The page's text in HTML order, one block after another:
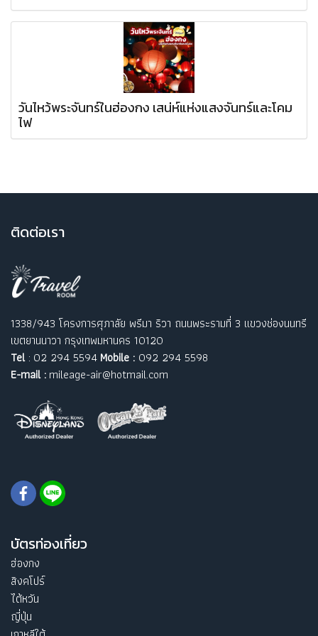
วันไหว้พระจันทร์ในฮ่องกง เสน่ห์แห่งแสงจันทร์และโคม
ไฟ
ติดต่อเรา
1338/943 โครงการศุภาลัย พรีมา ริวา ถนนพระรามที่ 3 แขวงช่องนนทรี
เขตยานนาวา กรุงเทพมหานคร 10120
Tel: 02 294 5594 Mobile : 092 294 5598
E-mail : mileage-air@hotmail.com
บัตรท่องเที่ยว
ฮ่องกง
สิงคโปร์
ไต้หวัน
ญี่ปุ่น